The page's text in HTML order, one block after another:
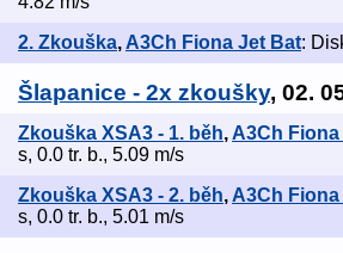
2. Zkouška, A3Ch Fiona Jet Bat:
Šlapanice - 2x zkoušky, 02.
Zkouška XSA3 - 1. běh,A3Ch
s, 0.0 tr. b., 5.09 m/s
Zkouška XSA3 - 2. běh, A3Ch
s, 0.0 tr. b., 5.01 m/s